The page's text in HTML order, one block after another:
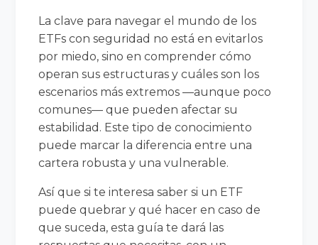
La clave para navegar el mundo de los
ETFs con seguridad no está en evitarlos
por miedo, sino en comprender cómo
operan sus estructuras y cuáles son los
escenarios más extremos —aunque poco
comunes— que pueden afectar su
estabilidad. Este tipo de conocimiento
puede marcar la diferencia entre una
cartera robusta y una vulnerable.
Así que si te interesa saber si un ETF
puede quebrar y qué hacer en caso de
que suceda, esta guía te dará las